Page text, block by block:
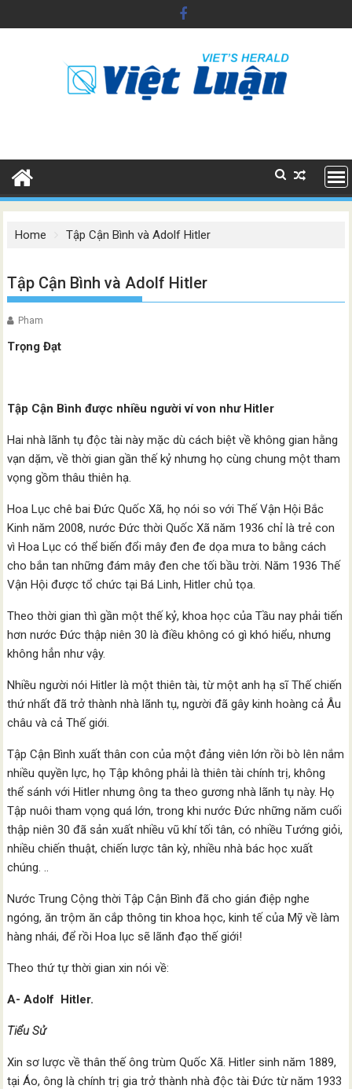
to
Home Tập Cận Bình và Adolf Hitler
Tập Cận Bình và Adolf Hitler
Pham
Trọng Đạt
Tập Cận Bình được nhiều người ví von như Hitler
Hai nhà lãnh tụ độc tài này mặc dù cách biệt về không gian hằng
vạn dặm, về thời gian gần thế kỷ nhưng họ cùng chung một tham
vọng gồm thâu thiên hạ.
Hoa Lục chê bai Đức Quốc Xã, họ nói so với Thế Vận Hội Bắc
Kinh năm 2008, nước Đức thời Quốc Xã năm 1936 chỉ là trẻ con
vì Hoa Lục có thể biến đổi mây đen đe dọa mưa to bằng cách
cho bắn tan những đám mây đen che tối bầu trời. Năm 1936 Thế
Vận Hội được tổ chức tại Bá Linh, Hitler chủ tọa.
Theo thời gian thì gần một thế kỷ, khoa học của Tầu nay phải tiến
hơn nước Đức thập niên 30 là điều không có gì khó hiểu, nhưng
không hẳn như vậy.
Nhiều người nói Hitler là một thiên tài, từ một anh hạ sĩ Thế chiến
thứ nhất đã trở thành nhà lãnh tụ, người đã gây kinh hoàng cả Âu
châu và cả Thế giới.
Tập Cận Bình xuất thân con của một đảng viên lớn rồi bò lên nắm
nhiều quyền lực, họ Tập không phải là thiên tài chính trị, không
thể sánh với Hitler nhưng ông ta theo gương nhà lãnh tụ này. Họ
Tập nuôi tham vọng quá lớn, trong khi nước Đức những năm cuối
thập niên 30 đã sản xuất nhiều vũ khí tối tân, có nhiều Tướng giỏi,
nhiều chiến thuật, chiến lược tân kỳ, nhiều nhà bác học xuất
chúng. ..
Nước Trung Cộng thời Tập Cận Bình đã cho gián điệp nghe
ngóng, ăn trộm ăn cắp thông tin khoa học, kinh tế của Mỹ về làm
hàng nhái, để rồi Hoa lục sẽ lãnh đạo thế giới!
Theo thứ tự thời gian xin nói về:
A- Adolf Hitler.
Tiểu Sử
Xin sơ lược về thân thế ông trùm Quốc Xã. Hitler sinh năm 1889,
tại Áo, ông là chính trị gia trở thành nhà độc tài Đức từ năm 1933